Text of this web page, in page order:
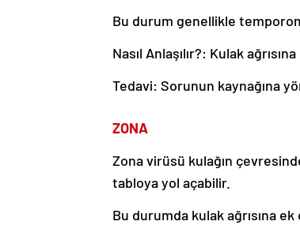
Bu durum genellikle
Nasıl Anlaşılır?: Kulak
Tedavi: Sorunun kaynağına
ZONA
Zona virüsü kulağın
tabloya yol açabilir.
Bu durumda kulak ağrısına